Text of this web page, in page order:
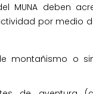
MUNA deben
por medio
montañismo o